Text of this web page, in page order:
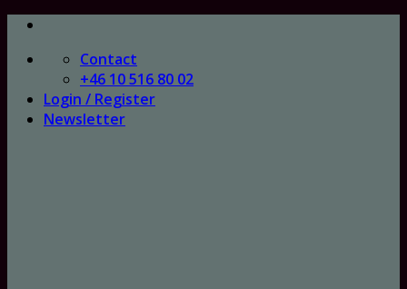
Skip
content
Contact
+46 10 516 80 02
Login / Register
Newsletter